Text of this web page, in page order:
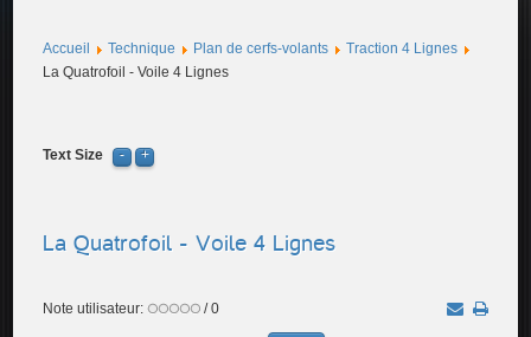
Accueil Technique Plan de cerfs-volants
Traction 4 Lignes
La Quatrofoil - Voile 4 Lignes
Text Size
La Quatrofoil - Voile 4 Lignes
Note utilisateur: / 0